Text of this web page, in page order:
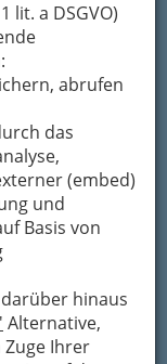
lit. a DSGVO)
abrufen
das
(embed)
und
Basis von
hinaus
Alternative,
Ihrer
sind aber
bieten
fürs
ist mit